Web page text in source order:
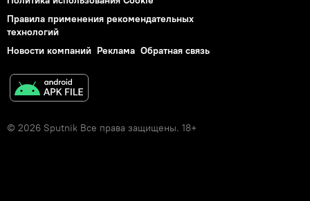
Правила применения рекомендательных
технологий
Новости компаний Реклама Обратная связь
© 2026 Sputnik Все права защищены. 18+